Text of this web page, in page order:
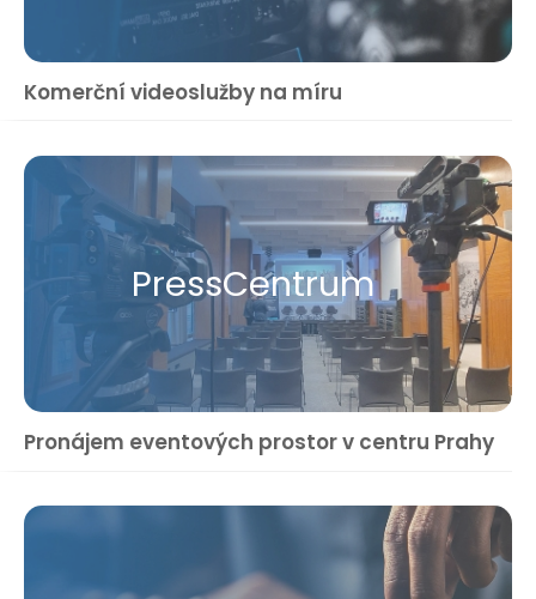
Komerční videoslužby na míru
Press​Centrum
Pronájem eventových prostor v centru Prahy